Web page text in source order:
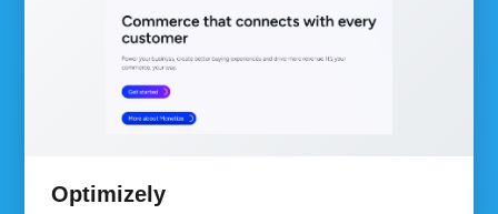
Optimizely